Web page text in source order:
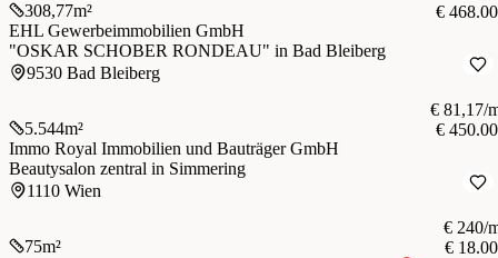
308,77m²
€
EHL Gewerbeimmobilien GmbH
"OSKAR SCHOBER RONDEAU" in Bad Bleiberg
9530 Bad Bleiberg
5.544m²
€ 81,17/
€
Immo Royal Immobilien und Bauträger GmbH
Beautysalon zentral in Simmering
1110 Wien
75m²
€ 240/
€